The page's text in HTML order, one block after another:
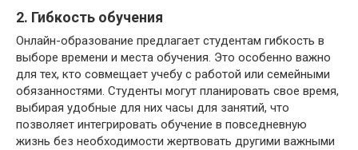
2. Гибкость обучения
Онлайн-образование предлагает студентам гибкость в
выборе времени и места обучения. Это особенно важно
для тех, кто совмещает учебу с работой или семейными
обязанностями. Студенты могут планировать свое время,
выбирая удобные для них часы для занятий, что
позволяет интегрировать обучение в повседневную
жизнь без необходимости жертвовать другими важными